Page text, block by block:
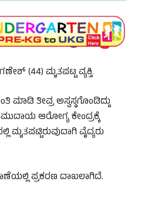
(44) ಮೃತಪಟ್ಟ ವ್ಯಕ್ತಿ.
ಮಾಡಿ ತೀವ್ರ ಅಸ್ವಸ್ಥಗೊಂಡಿದ್ದು
ಆರೋಗ್ಯ ಕೇಂದ್ರಕ್ಕೆ
ವೈದ್ಯರು
ಪ್ರಕರಣ ದಾಖಲಾಗಿದೆ.